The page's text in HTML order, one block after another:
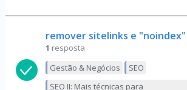
remover sitelinks e "noindex"
1 resposta
Gestão & Negócios
SEO
SEO II: Mais técnicas para